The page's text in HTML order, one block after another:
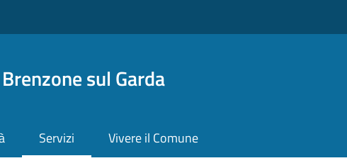
sul Garda
Servizi Vivere il Comune